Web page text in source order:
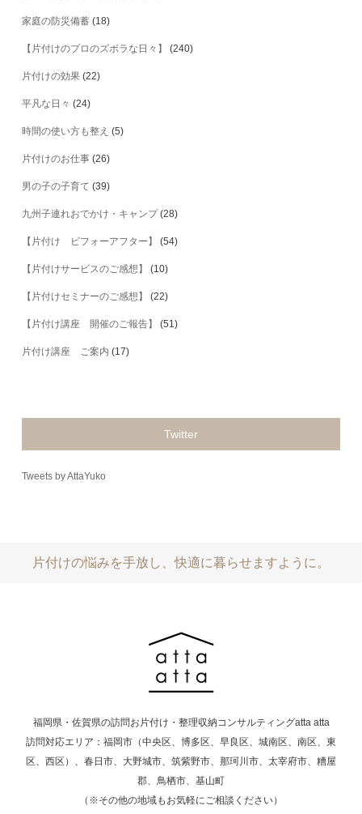
家庭の防災備蓄 (18)
【片付けのプロのズボラな日々】 (240)
片付けの効果 (22)
平凡な日々 (24)
時間の使い方も整え (5)
片付けのお仕事 (26)
男の子の子育て (39)
九州子連れおでかけ・キャンプ(28)
【片付け ビフォーアフター】 (54)
【片付けサービスのご感想】 (10)
【片付けセミナーのご感想】 (22)
【片付け講座 開催のご報告】 (51)
片付け講座 ご案内 (17)
Twitter
Tweets by AttaYuko
片付けの悩みを手放し、快適に暮らせますように。
福岡県・佐賀県の訪問お片付け・整理収納コンサルティングatta atta
訪問対応エリア：福岡市（中央区、博多区、早良区、城南区、南区、東
区、西区）、春日市、大野城市、筑紫野市、那珂川市、太宰府市、糟屋
郡、鳥栖市、基山町
（※その他の地域もお気軽にご相談ください）